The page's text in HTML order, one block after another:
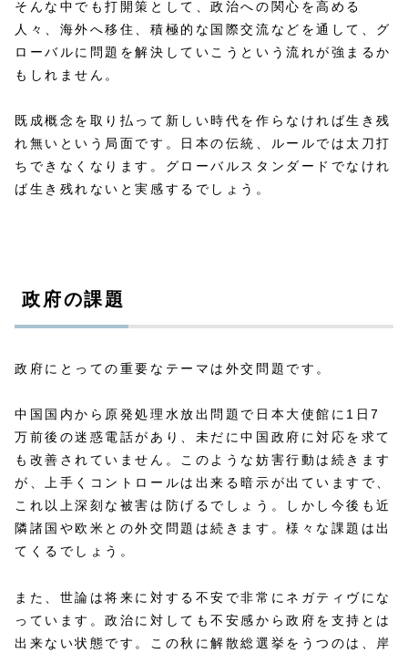
そんな中でも打開策として、政治への関心を高める
人々、海外へ移住、積極的な国際交流などを通して、グ
ローバルに問題を解決していこうという流れが強まるか
もしれません。
既成概念を取り払って新しい時代を作らなければ生き残
れ無いという局面です。日本の伝統、ルールでは太刀打
ちできなくなります。グローバルスタンダードでなけれ
ば生き残れないと実感するでしょう。
政府の課題
政府にとっての重要なテーマは外交問題です。
中国国内から原発処理水放出問題で日本大使館に1日7
万前後の迷惑電話があり、未だに中国政府に対応を求て
も改善されていません。このような妨害行動は続きます
が、上手くコントロールは出来る暗示が出ていますで、
これ以上深刻な被害は防げるでしょう。しかし今後も近
隣諸国や欧米との外交問題は続きます。様々な課題は出
てくるでしょう。
また、世論は将来に対する不安で非常にネガティヴにな
っています。政治に対しても不安感から政府を支持とは
出来ない状態です。この秋に解散総選挙をうつのは、岸